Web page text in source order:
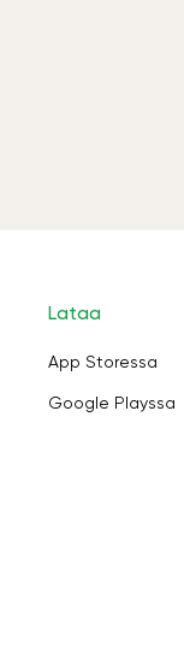
Lataa
App Storessa
Google Playssa